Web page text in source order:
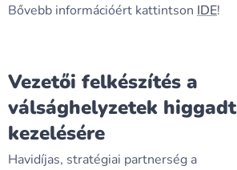
Bővebb információért kattintson IDE!
Vezetői felkészítés a
válsághelyzetek higgadt
kezelésére
Havidíjas, stratégiai partnerség a